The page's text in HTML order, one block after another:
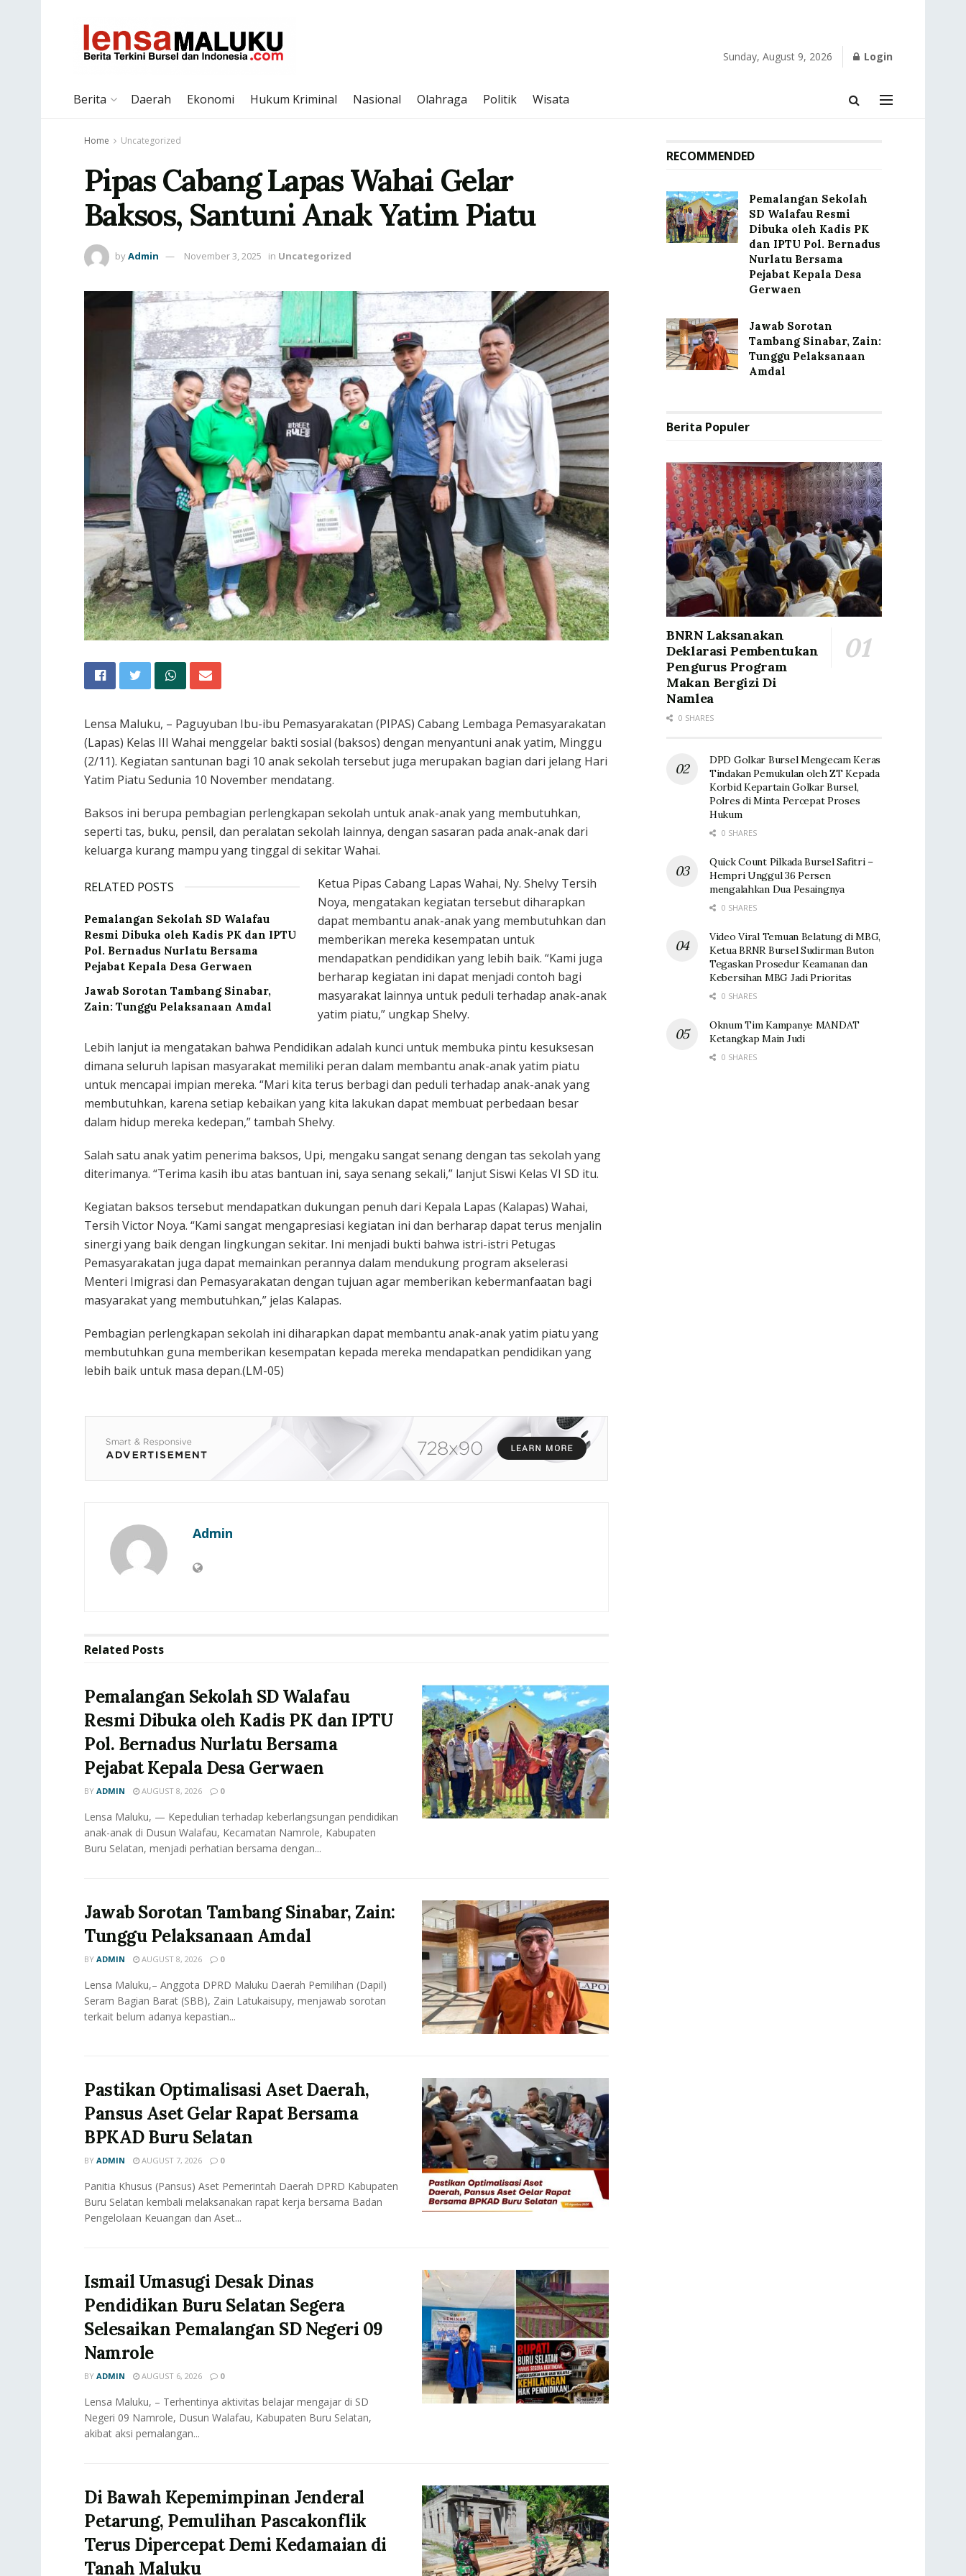
Sunday, August 9, 2026 Login
Berita Daerah Ekonomi Hukum Kriminal Nasional Olahraga Politik Wisata
Home Uncategorized
Pipas Cabang Lapas Wahai Gelar
Baksos, Santuni Anak Yatim Piatu
byAdmin November 3, 2025 in Uncategorized
Lensa Maluku, – Paguyuban Ibu-ibu Pemasyarakatan (PIPAS) Cabang Lembaga Pemasyarakatan
(Lapas) Kelas III Wahai menggelar bakti sosial (baksos) dengan menyantuni anak yatim, Minggu
(2/11). Kegiatan santunan bagi 10 anak sekolah tersebut juga merupakan bagian dari jelang Hari
Yatim Piatu Sedunia 10 November mendatang.
Baksos ini berupa pembagian perlengkapan sekolah untuk anak-anak yang membutuhkan,
seperti tas, buku, pensil, dan peralatan sekolah lainnya, dengan sasaran pada anak-anak dari
keluarga kurang mampu yang tinggal di sekitar Wahai.
RELATED POSTS
Pemalangan Sekolah SD Walafau
Resmi Dibuka oleh Kadis PK dan IPTU
Pol. Bernadus Nurlatu Bersama
Pejabat Kepala Desa Gerwaen
Jawab Sorotan Tambang Sinabar,
Zain: Tunggu Pelaksanaan Amdal
Ketua Pipas Cabang Lapas Wahai, Ny. Shelvy Tersih
Noya, mengatakan kegiatan tersebut diharapkan
dapat membantu anak-anak yang membutuhkan dan
memberikan mereka kesempatan untuk
mendapatkan pendidikan yang lebih baik. “Kami juga
berharap kegiatan ini dapat menjadi contoh bagi
masyarakat lainnya untuk peduli terhadap anak-anak
yatim piatu,” ungkap Shelvy.
Lebih lanjut ia mengatakan bahwa Pendidikan adalah kunci untuk membuka pintu kesuksesan
dimana seluruh lapisan masyarakat memiliki peran dalam membantu anak-anak yatim piatu
untuk mencapai impian mereka. “Mari kita terus berbagi dan peduli terhadap anak-anak yang
membutuhkan, karena setiap kebaikan yang kita lakukan dapat membuat perbedaan besar
dalam hidup mereka kedepan,” tambah Shelvy.
Salah satu anak yatim penerima baksos, Upi, mengaku sangat senang dengan tas sekolah yang
diterimanya. “Terima kasih ibu atas bantuan ini, saya senang sekali,” lanjut Siswi Kelas VI SD itu.
Kegiatan baksos tersebut mendapatkan dukungan penuh dari Kepala Lapas (Kalapas) Wahai,
Tersih Victor Noya. “Kami sangat mengapresiasi kegiatan ini dan berharap dapat terus menjalin
sinergi yang baik dengan lingkungan sekitar. Ini menjadi bukti bahwa istri-istri Petugas
Pemasyarakatan juga dapat memainkan perannya dalam mendukung program akselerasi
Menteri Imigrasi dan Pemasyarakatan dengan tujuan agar memberikan kebermanfaatan bagi
masyarakat yang membutuhkan,” jelas Kalapas.
Pembagian perlengkapan sekolah ini diharapkan dapat membantu anak-anak yatim piatu yang
membutuhkan guna memberikan kesempatan kepada mereka mendapatkan pendidikan yang
lebih baik untuk masa depan.(LM-05)
Admin
Related Posts
Pemalangan Sekolah SD Walafau
Resmi Dibuka oleh Kadis PK dan IPTU
Pol. Bernadus Nurlatu Bersama
Pejabat Kepala Desa Gerwaen
BY ADMIN AUGUST 8, 2026 0
Lensa Maluku, — Kepedulian terhadap keberlangsungan pendidikan
anak-anak di Dusun Walafau, Kecamatan Namrole, Kabupaten
Buru Selatan, menjadi perhatian bersama dengan...
Jawab Sorotan Tambang Sinabar, Zain:
Tunggu Pelaksanaan Amdal
BY ADMIN AUGUST 8, 2026 0
Lensa Maluku,– Anggota DPRD Maluku Daerah Pemilihan (Dapil)
Seram Bagian Barat (SBB), Zain Latukaisupy, menjawab sorotan
terkait belum adanya kepastian...
Pastikan Optimalisasi Aset Daerah,
Pansus Aset Gelar Rapat Bersama
BPKAD Buru Selatan
BY ADMIN AUGUST 7, 2026 0
Panitia Khusus (Pansus) Aset Pemerintah Daerah DPRD Kabupaten
Buru Selatan kembali melaksanakan rapat kerja bersama Badan
Pengelolaan Keuangan dan Aset...
Ismail Umasugi Desak Dinas
Pendidikan Buru Selatan Segera
Selesaikan Pemalangan SD Negeri 09
Namrole
BY ADMIN AUGUST 6, 2026 0
Lensa Maluku, – Terhentinya aktivitas belajar mengajar di SD
Negeri 09 Namrole, Dusun Walafau, Kabupaten Buru Selatan,
akibat aksi pemalangan...
Di Bawah Kepemimpinan Jenderal
Petarung, Pemulihan Pascakonflik
Terus Dipercepat Demi Kedamaian di
Tanah Maluku
RECOMMENDED
Pemalangan Sekolah
SD Walafau Resmi
Dibuka oleh Kadis PK
dan IPTU Pol. Bernadus
Nurlatu Bersama
Pejabat Kepala Desa
Gerwaen
Jawab Sorotan
Tambang Sinabar, Zain:
Tunggu Pelaksanaan
Amdal
Berita Populer
BNRN Laksanakan
Deklarasi Pembentukan
Pengurus Program
Makan Bergizi Di
Namlea
0 SHARES
DPD Golkar Bursel Mengecam Keras
Tindakan Pemukulan oleh ZT Kepada
Korbid Kepartain Golkar Bursel,
Polres di Minta Percepat Proses
Hukum
0 SHARES
Quick Count Pilkada Bursel Safitri –
Hempri Unggul 36 Persen
mengalahkan Dua Pesaingnya
0 SHARES
Video Viral Temuan Belatung di MBG,
Ketua BRNR Bursel Sudirman Buton
Tegaskan Prosedur Keamanan dan
Kebersihan MBG Jadi Prioritas
0 SHARES
Oknum Tim Kampanye MANDAT
Ketangkap Main Judi
0 SHARES